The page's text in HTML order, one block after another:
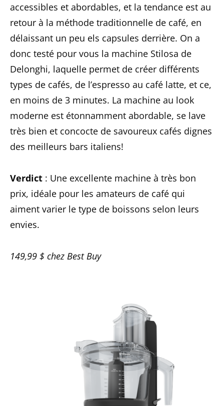
accessibles et abordables, et la tendance est au
retour à la méthode traditionnelle de café, en
délaissant un peu els capsules derrière. On a
donc testé pour vous la machine Stilosa de
Delonghi, laquelle permet de créer différents
types de cafés, de l’espresso au café latte, et ce,
en moins de 3 minutes. La machine au look
moderne est étonnamment abordable, se lave
très bien et concocte de savoureux cafés dignes
des meilleurs bars italiens!
Verdict : Une excellente machine à très bon
prix, idéale pour les amateurs de café qui
aiment varier le type de boissons selon leurs
envies.
149,99 $ chez Best Buy